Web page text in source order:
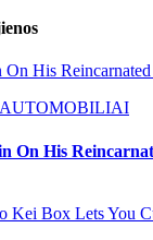
On His
On His
Kei Box Lets You